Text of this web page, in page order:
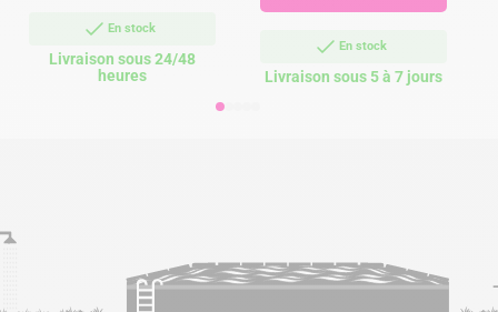
En stock
Livraison sous 24/48
heures
En stock
Livraison sous 5 à 7 jours